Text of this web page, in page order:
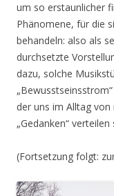
um so erstaunlicher
Phänomene, für die
behandeln: also als
durchsetzte
dazu, solche
der uns im Alltag
„Gedanken“
(Fortsetzung folgt: